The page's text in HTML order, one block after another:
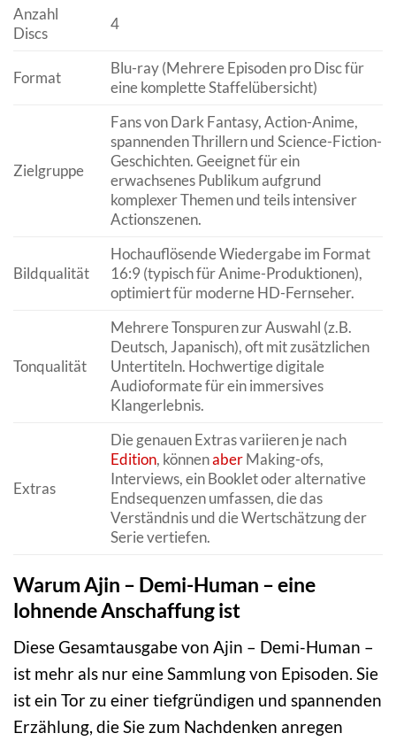
Anzahl
Discs
4
Format
Blu-ray (Mehrere Episoden pro Disc für
eine komplette Staffelübersicht)
Zielgruppe
Fans von Dark Fantasy, Action-Anime,
spannenden Thrillern und Science-Fiction-
Geschichten. Geeignet für ein
erwachsenes Publikum aufgrund
komplexer Themen und teils intensiver
Actionszenen.
Bildqualität
Hochauflösende Wiedergabe im Format
16:9 (typisch für Anime-Produktionen),
optimiert für moderne HD-Fernseher.
Tonqualität
Mehrere Tonspuren zur Auswahl (z.B.
Deutsch, Japanisch), oft mit zusätzlichen
Untertiteln. Hochwertige digitale
Audioformate für ein immersives
Klangerlebnis.
Extras
Die genauen Extras variieren je nach
Edition, könnenaberMaking-ofs,
Interviews, ein Booklet oder alternative
Endsequenzen umfassen, die das
Verständnis und die Wertschätzung der
Serie vertiefen.
Warum Ajin – Demi-Human – eine
lohnende Anschaffung ist
Diese Gesamtausgabe von Ajin – Demi-Human –
ist mehr als nur eine Sammlung von Episoden. Sie
ist ein Tor zu einer tiefgründigen und spannenden
Erzählung, die Sie zum Nachdenken anregen